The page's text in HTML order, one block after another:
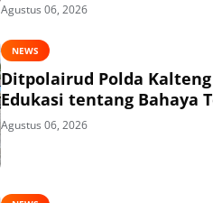
Agustus 06, 2026
NEWS
Ditpolairud Polda
Edukasi tentang Bahaya
Agustus 06, 2026